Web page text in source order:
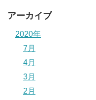
アーカイブ
2020年
7月
4月
3月
2月